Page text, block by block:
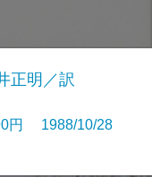
正明／訳
円 1988/10/28